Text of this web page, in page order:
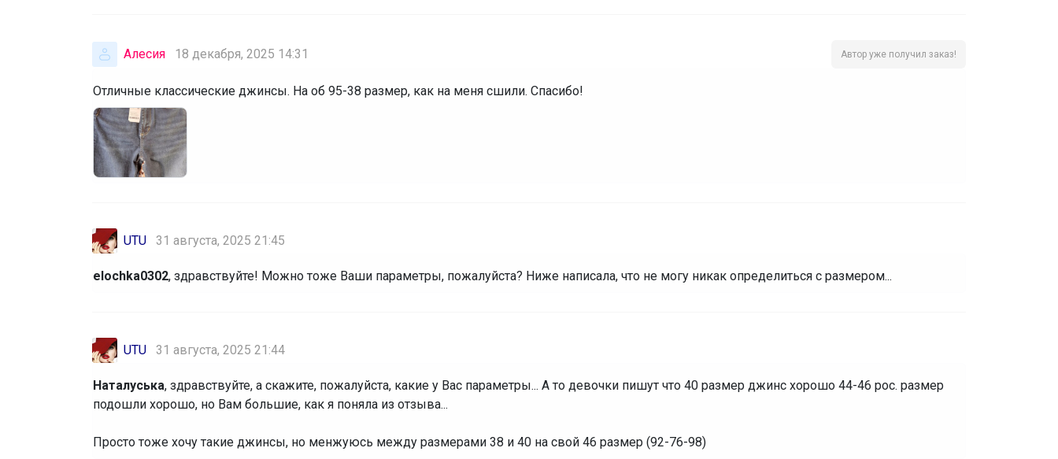
Алесия 18 декабря, 2025 14:31 Автор уже получил заказ!
Отличные классические джинсы. На об 95-38 размер, как на меня сшили. Спасибо!
UTU 31 августа, 2025 21:45
elochka0302, здравствуйте! Можно тоже Ваши параметры, пожалуйста? Ниже написала, что не могу никак определиться с размером...
UTU 31 августа, 2025 21:44
Наталуська, здравствуйте, а скажите, пожалуйста, какие у Вас параметры... А то девочки пишут что 40 размер джинс хорошо 44-46 рос. размер
подошли хорошо, но Вам большие, как я поняла из отзыва...
‌Просто тоже хочу такие джинсы, но менжуюсь между размерами 38 и 40 на свой 46 размер (92-76-98)